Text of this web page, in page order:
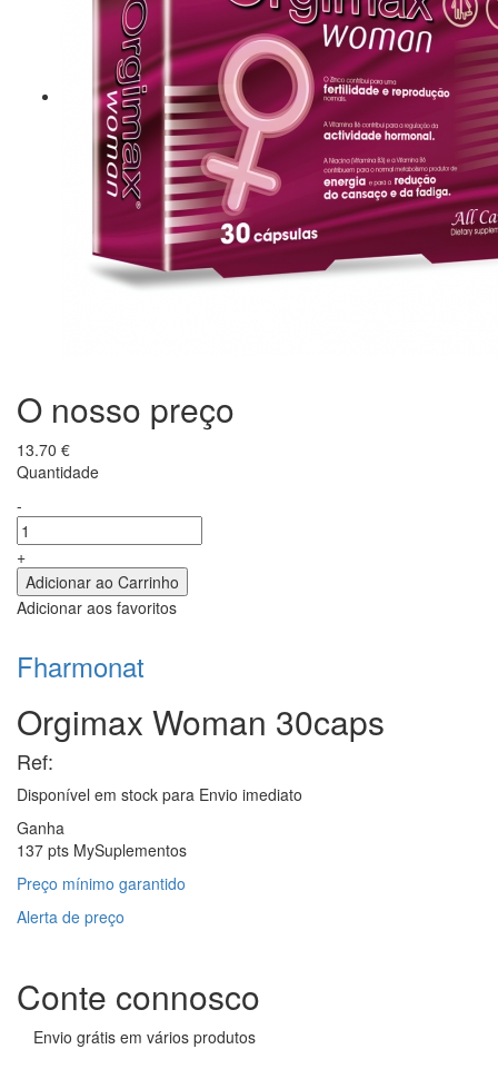
O nosso preço
13.70 €
Quantidade
-
+
Adicionar aos favoritos
Fharmonat
Orgimax Woman 30caps
Ref:
Disponível em stock para Envio imediato
Ganha
137 pts MySuplementos
Preço mínimo garantido
Alerta de preço
Conte connosco
Envio grátis em vários produtos